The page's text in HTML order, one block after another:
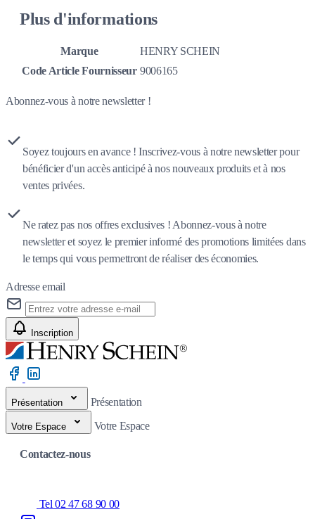
Plus d'informations
Marque
HENRY SCHEIN
Code Article Fournisseur 9006165
Abonnez-vous à notre newsletter !
Soyez toujours en avance ! Inscrivez-vous à notre newsletter pour
bénéficier d'un accès anticipé à nos nouveaux produits et à nos
ventes privées.
Ne ratez pas nos offres exclusives ! Abonnez-vous à notre
newsletter et soyez le premier informé des promotions limitées dans
le temps qui vous permettront de réaliser des économies.
Adresse email
Inscription
Présentation Présentation
Votre Espace Votre Espace
Contactez-nous
Tel 02 47 68 90 00